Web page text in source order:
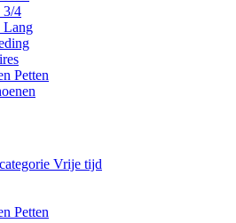
3/4
Lang
Petten
Vrije tijd
Petten